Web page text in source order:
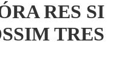
RES SI
TRES